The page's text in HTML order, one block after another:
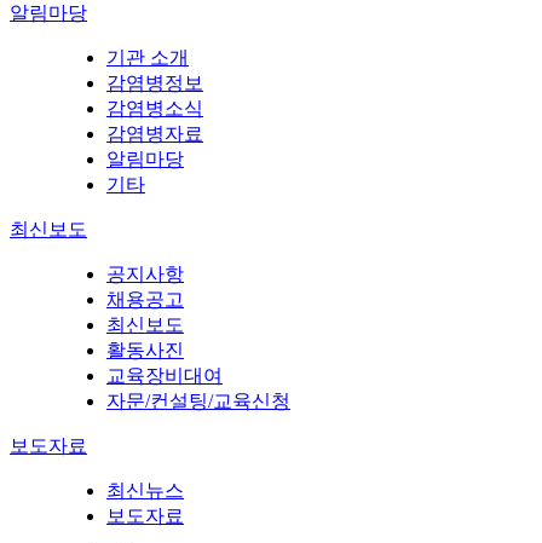
알림마당
기관 소개
감염병정보
감염병소식
감염병자료
알림마당
기타
최신보도
공지사항
채용공고
최신보도
활동사진
교육장비대여
자문/컨설팅/교육신청
보도자료
최신뉴스
보도자료